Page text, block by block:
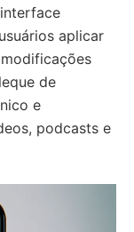
aplicar
de
e
podcasts e